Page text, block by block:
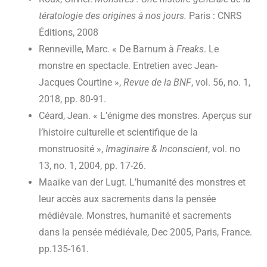
tératologie des origines à nos jours. Paris : CNRS
Éditions, 2008
Renneville, Marc. « De Barnum à Freaks. Le
monstre en spectacle. Entretien avec Jean-
Jacques Courtine », Revue de la BNF, vol. 56, no. 1,
2018, pp. 80-91.
Céard, Jean. « L’énigme des monstres. Aperçus sur
l’histoire culturelle et scientifique de la
monstruosité », Imaginaire & Inconscient, vol. no
13, no. 1, 2004, pp. 17-26.
Maaike van der Lugt. L’humanité des monstres et
leur accès aux sacrements dans la pensée
médiévale. Monstres, humanité et sacrements
dans la pensée médiévale, Dec 2005, Paris, France.
pp.135-161.